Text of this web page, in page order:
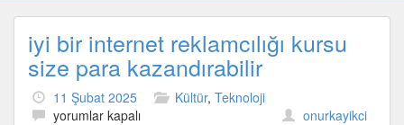
iyi bir internet reklamcılığı kursu
size para kazandırabilir
11 Şubat 2025 Kültür, Teknoloji
iyi
yorumlar kapalı onurkayikci